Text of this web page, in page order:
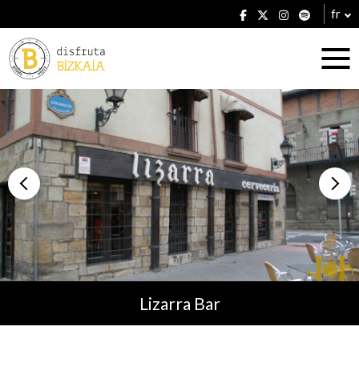
fr
Hébergement
Établissements
Plans
Lizarra Bar